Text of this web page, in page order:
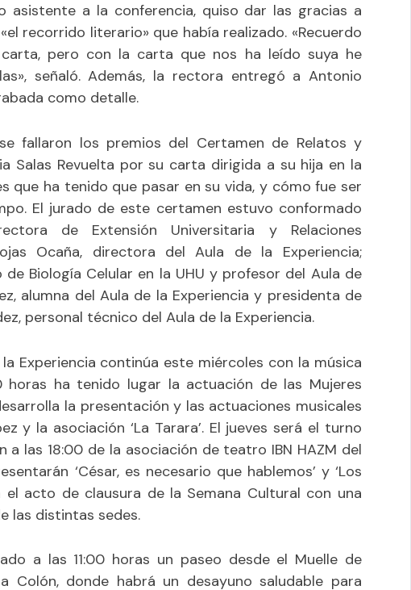
asistente a la conferencia, quiso dar las gracias a
recorrido literario» que había realizado. «Recuerdo
pero con la carta que nos ha leído suya he
señaló. Además, la rectora entregó a Antonio
como detalle.
fallaron los premios del Certamen de Relatos y
Salas Revuelta por su carta dirigida a su hija en la
que ha tenido que pasar en su vida, y cómo fue ser
El jurado de este certamen estuvo conformado
de Extensión Universitaria y Relaciones
Ocaña, directora del Aula de la Experiencia;
Biología Celular en la UHU y profesor del Aula de
alumna del Aula de la Experiencia y presidenta de
personal técnico del Aula de la Experiencia.
Experiencia continúa este miércoles con la música
ha tenido lugar la actuación de las Mujeres
la presentación y las actuaciones musicales
y la asociación ‘La Tarara’. El jueves será el turno
las 18:00 de la asociación de teatro IBN HAZM del
‘César, es necesario que hablemos’ y ‘Los
el acto de clausura de la Semana Cultural con una
las distintas sedes.
a las 11:00 horas un paseo desde el Muelle de
Colón, donde habrá un desayuno saludable para